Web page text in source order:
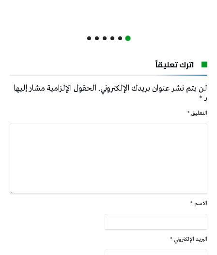
اترك تعليقاً
لن يتم نشر عنوان بريدك الإلكتروني. الحقول الإلزامية مشار إليها
بـ*
التعليق *
الاسم *
البريد الإلكتروني *